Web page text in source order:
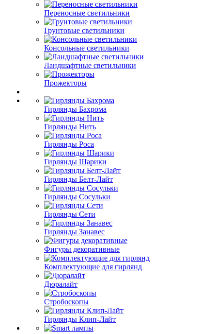
Переносные светильники
Грунтовые светильники
Консольные светильники
Ландшафтные светильники
Прожекторы
Гирлянды Бахрома
Гирлянды Нить
Гирлянды Роса
Гирлянды Шарики
Гирлянды Белт-Лайт
Гирлянды Сосульки
Гирлянды Сети
Гирлянды Занавес
Фигуры декоративные
Комплектующие для гирлянд
Дюралайт
Стробоскопы
Гирлянды Клип-Лайт